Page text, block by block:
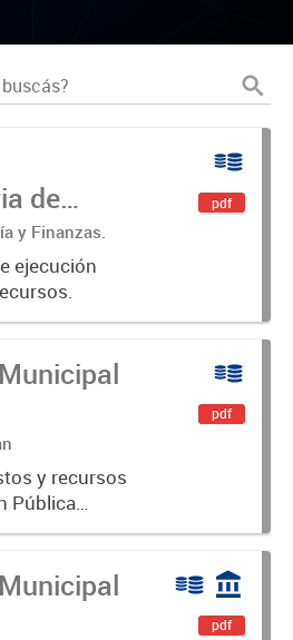
de
y Finanzas.
pdf
y recursos
Pública
2026.
pdf
pdf